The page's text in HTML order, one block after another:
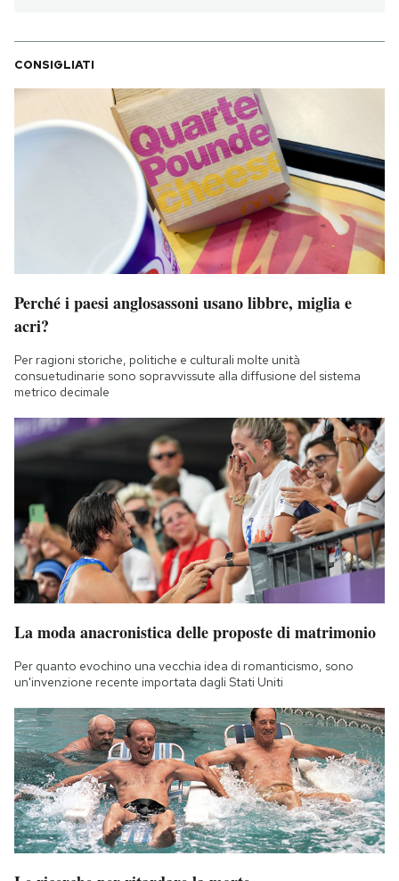
CONSIGLIATI
Perché i paesi anglosassoni usano libbre, miglia e
acri?
Per ragioni storiche, politiche e culturali molte unità
consuetudinarie sono sopravvissute alla diffusione del sistema
metrico decimale
La moda anacronistica delle proposte di matrimonio
Per quanto evochino una vecchia idea di romanticismo, sono
un'invenzione recente importata dagli Stati Uniti